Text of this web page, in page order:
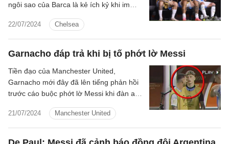
22/07/2024 Chelsea
ngôi sao của Barca là kẻ ích kỷ khi im
của đồng đội tại Argentina.
Garnacho đáp trả khi bị tố phớt lờ Messi
21/07/2024 Manchester United
Tiền đạo của Manchester United,
Garnacho mới đây đã lên tiếng phản hồi
trước cáo buộc phớt lờ Messi khi đàn anh